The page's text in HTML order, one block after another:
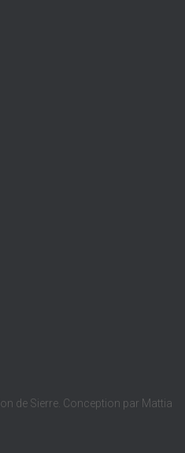
de Sierre. Conception par Mattia